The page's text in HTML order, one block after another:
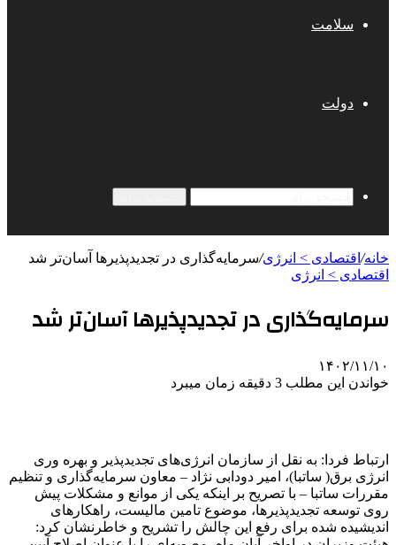
سلامت
دولت
خانه/ اقتصادی > انرژی/سرمایه‌گذاری در تجدیدپذیرها آسان‌تر شد
اقتصادی > انرژی
سرمایه‌گذاری در تجدیدپذیرها آسان‌تر شد
۱۴۰۲/۱۱/۱۰
خواندن این مطلب 3 دقیقه زمان میبرد
ارتباط فردا: به نقل از سازمان انرژی‌های تجدیدپذیر و بهره وری
انرژی برق( ساتبا)، امیر دودابی نژاد – معاون سرمایه‌گذاری و تنظیم
مقررات ساتبا – با تصریح بر اینکه یکی از موانع و مشکلات پیش
روی توسعه تجدیدپذیرها، موضوع تامین مالیست، راهکارهای
اندیشیده شده برای رفع این چالش را تشریح و خاطرنشان کرد: